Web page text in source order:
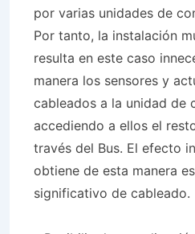
por varias unidades de
Por tanto, la instalación
resulta en este caso
manera los sensores y
cableados a la unidad de
accediendo a ellos el
través del Bus. El efecto
obtiene de esta manera
significativo de cableado.